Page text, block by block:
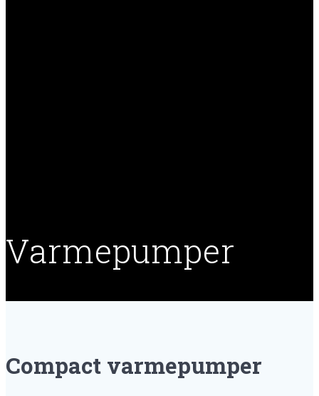
Varmepumper
Compact varmepumper